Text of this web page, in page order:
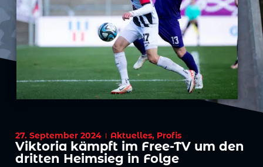
27. September 2024 Aktuelles, Profis
Viktoria kämpft im Free-TV um den
dritten Heimsieg in Folge